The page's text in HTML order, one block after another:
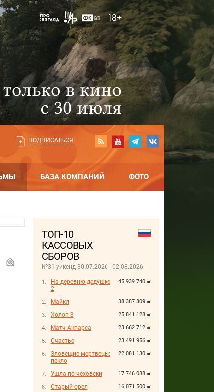
ПОДПИСАТЬСЯ
БАЗА КОМПАНИЙ ФОТО
ТОП-10
КАССОВЫХ
СБОРОВ
№31 уикенд 30.07.2026 - 02.08.2026
45 939 740 руб.
На деревню дедушке
2
38 387 809 руб.
Майкл
25 841 128 руб.
Холоп 3
23 662 712 руб.
Матч Акпарса
23 491 956 руб.
Счастье
22 081 130 руб.
Зловещие мертвецы:
пекло
17 746 088 руб.
Ушла по-чеховски
16 071 500 руб.
Старый орел